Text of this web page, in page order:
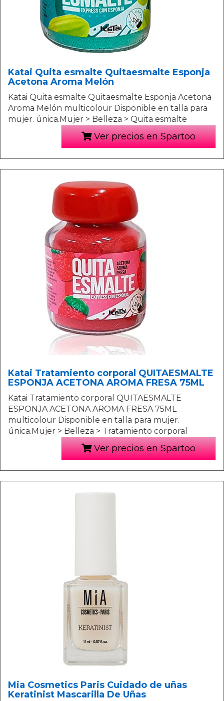
Katai Quita esmalte Quitaesmalte Esponja
Acetona Aroma Melón
Katai Quita esmalte Quitaesmalte Esponja Acetona
Aroma Melón multicolour Disponible en talla para
mujer. única.Mujer > Belleza > Quita esmalte
Ver precios en Spartoo
Katai Tratamiento corporal QUITAESMALTE
ESPONJA ACETONA AROMA FRESA 75ML
Katai Tratamiento corporal QUITAESMALTE
ESPONJA ACETONA AROMA FRESA 75ML
multicolour Disponible en talla para mujer.
única.Mujer > Belleza > Tratamiento corporal
Ver precios en Spartoo
Mia Cosmetics Paris Cuidado de uñas
Keratinist Mascarilla De Uñas